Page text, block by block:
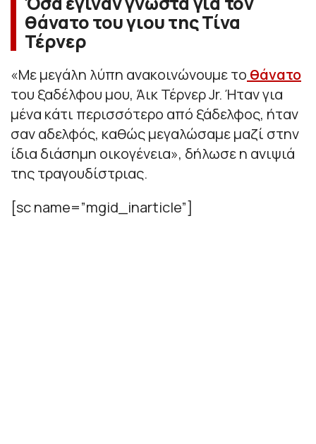
θάνατο του γιου της Τίνα
Τέρνερ
«Με μεγάλη λύπη ανακοινώνουμε το θάνατο
του ξαδέλφου μου, Άικ Τέρνερ Jr. Ήταν για
μένα κάτι περισσότερο από ξάδελφος, ήταν
σαν αδελφός, καθώς μεγαλώσαμε μαζί στην
ίδια διάσημη οικογένεια», δήλωσε η ανιψιά
της τραγουδίστριας.
[sc name=”mgid_inarticle”]